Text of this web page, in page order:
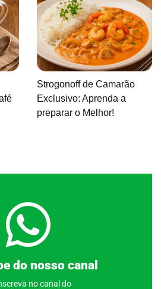
Strogonoff de Camarão
Exclusivo: Aprenda a
preparar o Melhor!
do nosso canal
no canal do
Clique aqui